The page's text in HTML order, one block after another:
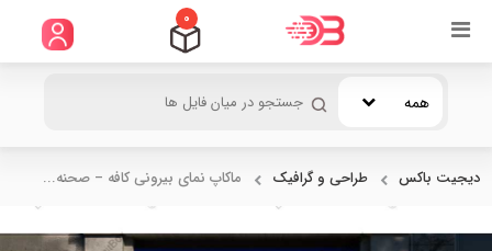
0
همه
دیجیت باکس طراحی و گرافیک ماکاپ نمای بیرونی کافه – صحنه...